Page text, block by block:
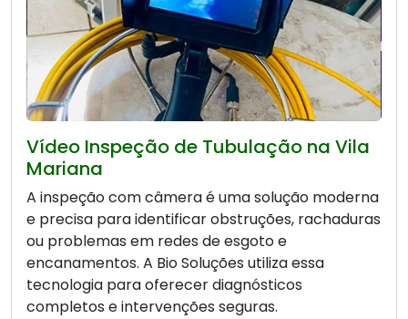
Vídeo Inspeção de Tubulação na Vila
Mariana
A inspeção com câmera é uma solução moderna
e precisa para identificar obstruções, rachaduras
ou problemas em redes de esgoto e
encanamentos. A Bio Soluções utiliza essa
tecnologia para oferecer diagnósticos
completos e intervenções seguras.